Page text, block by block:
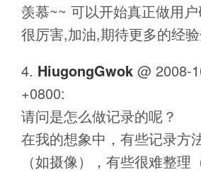
羡慕~~ 可以开始真正做用
很厉害,加油,期待更多的经
HiugongGwok @ 2008-
+0800:
请问是怎么做记录的呢？
在我的想象中，有些记录方
（如摄像），有些很难整理